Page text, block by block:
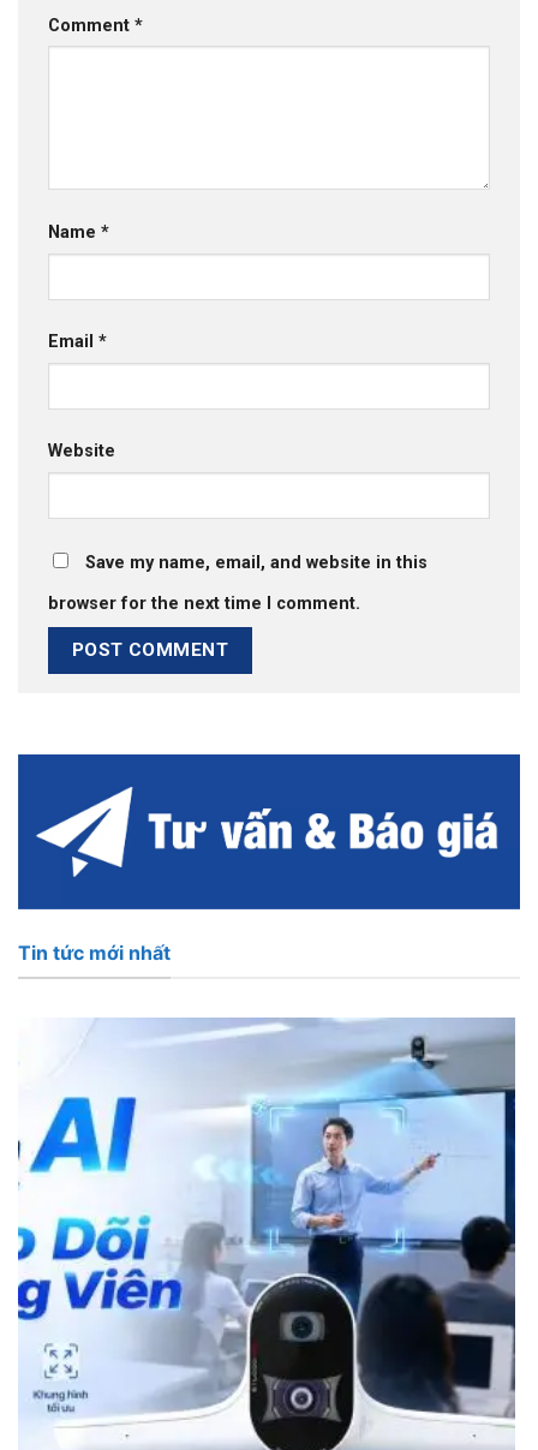
Comment *
Name *
Email *
Website
Save my name, email, and website in this
browser for the next time I comment.
Tin tức mới nhất